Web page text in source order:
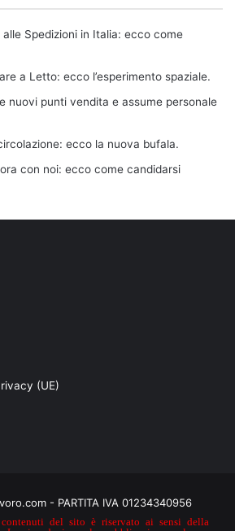
Spedizioni in Italia: ecco come
a Letto: ecco l’esperimento spaziale.
nuovi punti vendita e assume personale
ecco la nuova bufala.
con noi: ecco come candidarsi
(UE)
- PARTITA IVA 01234340956
del sito è riservato ai sensi della